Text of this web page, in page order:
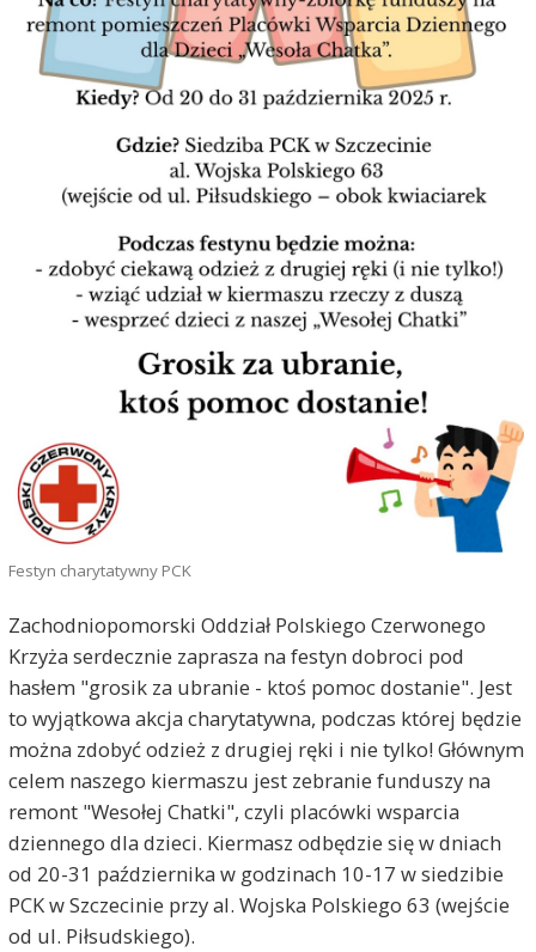
Festyn charytatywny PCK
Zachodniopomorski Oddział Polskiego Czerwonego
Krzyża serdecznie zaprasza na festyn dobroci pod
hasłem "grosik za ubranie - ktoś pomoc dostanie". Jest
to wyjątkowa akcja charytatywna, podczas której będzie
można zdobyć odzież z drugiej ręki i nie tylko! Głównym
celem naszego kiermaszu jest zebranie funduszy na
remont "Wesołej Chatki", czyli placówki wsparcia
dziennego dla dzieci. Kiermasz odbędzie się w dniach
od 20-31 października w godzinach 10-17 w siedzibie
PCK w Szczecinie przy al. Wojska Polskiego 63 (wejście
od ul. Piłsudskiego).